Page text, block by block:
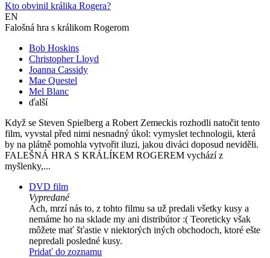
Kto obvinil králika Rogera?
EN
Falošná hra s králikom Rogerom
Bob Hoskins
Christopher Lloyd
Joanna Cassidy
Mae Questel
Mel Blanc
ďalší
Když se Steven Spielberg a Robert Zemeckis rozhodli natočit tento
film, vyvstal před nimi nesnadný úkol: vymyslet technologii, která
by na plátně pomohla vytvořit iluzi, jakou diváci doposud neviděli.
FALEŠNÁ HRA S KRÁLÍKEM ROGEREM vychází z
myšlenky,...
DVD film
Vypredané
Ach, mrzí nás to, z tohto filmu sa už predali všetky kusy a
nemáme ho na sklade my ani distribútor :( Teoreticky však
môžete mať šťastie v niektorých iných obchodoch, ktoré ešte
nepredali posledné kusy.
Pridať do zoznamu